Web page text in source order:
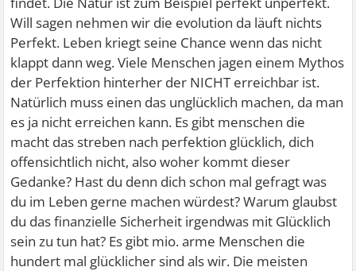
Will sagen nehmen wir die evolution da läuft nichts
Perfekt. Leben kriegt seine Chance wenn das nicht
klappt dann weg. Viele Menschen jagen einem Mythos
der Perfektion hinterher der NICHT erreichbar ist.
Natürlich muss einen das unglücklich machen, da man
es ja nicht erreichen kann. Es gibt menschen die
macht das streben nach perfektion glücklich, dich
offensichtlich nicht, also woher kommt dieser
Gedanke? Hast du denn dich schon mal gefragt was
du im Leben gerne machen würdest? Warum glaubst
du das finanzielle Sicherheit irgendwas mit Glücklich
sein zu tun hat? Es gibt mio. arme Menschen die
hundert mal glücklicher sind als wir. Die meisten